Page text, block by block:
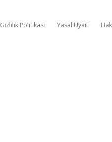
Gizlilik Politikası Yasal Uyarı